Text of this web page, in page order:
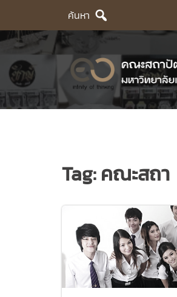
content
ค้นหา
Tag:คณะสถา